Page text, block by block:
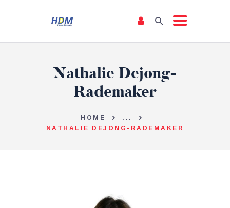
Nathalie Dejong-
Rademaker
HOME
...
NATHALIE DEJONG-RADEMAKER
NOTRE ÉQUIPE
NOTRE PROGRAMME
DÉCLARATION DE